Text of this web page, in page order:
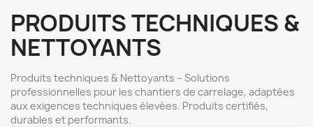
PRODUITS TECHNIQUES &
NETTOYANTS
Produits techniques & Nettoyants – Solutions
professionnelles pour les chantiers de carrelage, adaptées
aux exigences techniques élevées. Produits certifiés,
durables et performants.